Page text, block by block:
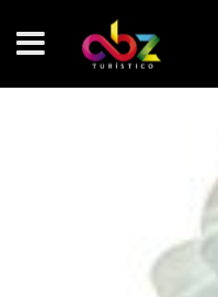
NOTICIAS SOBRESALIENTES